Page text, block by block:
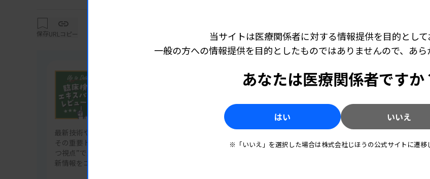
る、化学療法歴がありホルモン受容体陽性の手術不能又は再発乳癌患者に対してHER2
超低発現の確認により当該抗悪性腫瘍剤の投与の適応を判断する目的
などの場合に保険算定されることになった
。なお、関連する注意として「HER2低発現
又は超低発現を確認した検査の実施年月日を診療報酬明細書の摘要欄に記載すること。な
お、当該検査を実施した月のみ実施年月日を記載すること。ただし、本剤の初回投与に当
たっては、必ず当該検査の実施年月日を記載すること」が挙げられている2） 。
病理・細胞検査のエキスパートレビュー
保存URLコピー
最新技術やガイドラインが続々と更新される臨床検査領域。
その重要トレンドを、各分野のエキスパートが“現場で役立
つ視点”で厳選解説。明日からの検査業務にすぐ活かせる最
新情報をコンパクトにお届けします。
キャリア・学び 2026.08.07 06:00
Up to Date！ 臨床検査エキスパートレビュー # 輸
査値で捉えるバイオマーカーの動態
キャリア・学び 2026.07.24 06:00
Up to Date！ 臨床検査エキスパートレビュー #
01
輸血の適正使用を支える新たな枠組み——
当サイトは医療関係者に対する情報提供を目的として
一般の方への情報提供を目的としたものではありませんので、あら
あなたは医療関係者ですか
はい いいえ
※「いいえ」を選択した場合は株式会社じほうの公式サイトに遷移